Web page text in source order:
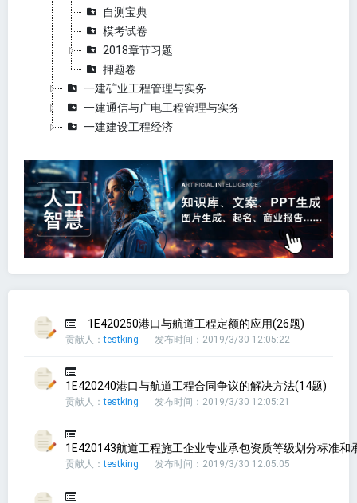
自测宝典
模考试卷
2018章节习题
押题卷
一建矿业工程管理与实务
一建通信与广电工程管理与实务
一建建设工程经济
1E420250港口与航道工程定额的应用(26题)
贡献人：testking 发布时间：2019/3/30 12:05:22
1E420240港口与航道工程合同争议的解决方法(14题)
贡献人：testking 发布时间：2019/3/30 12:05:21
1E420143航道工程施工企业专业承包资质等级划分标准和
贡献人：testking 发布时间：2019/3/30 12:05:05